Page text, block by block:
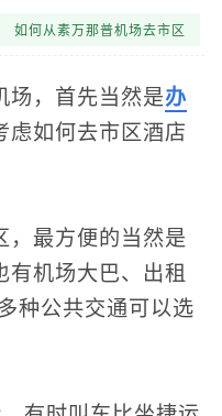
如何从素万那普机场去市区
场，首先当然是办
虑如何去市区酒店
，最方便的当然是
有机场大巴、出租
种公共交通可以选